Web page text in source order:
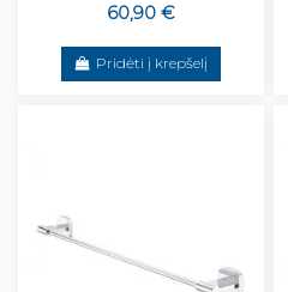
60,90 €
Pridėti į krepšelį